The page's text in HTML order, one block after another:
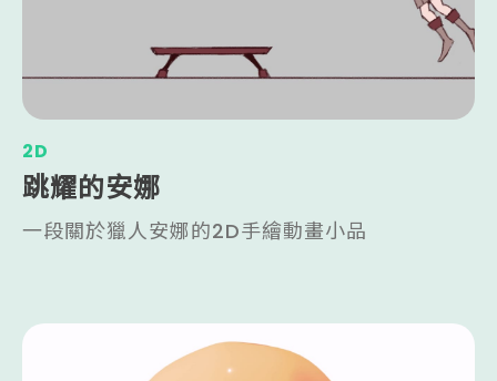
2D
跳耀的安娜
一段關於獵人安娜的2D手繪動畫小品